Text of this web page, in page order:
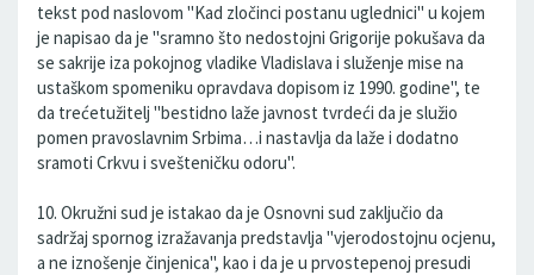
tekst pod naslovom "Kad zločinci postanu uglednici" u kojem
je napisao da je "sramno što nedostojni Grigorije pokušava da
se sakrije iza pokojnog vladike Vladislava i služenje mise na
ustaškom spomeniku opravdava dopisom iz 1990. godine", te
da trećetužitelj "bestidno laže javnost tvrdeći da je služio
pomen pravoslavnim Srbima…i nastavlja da laže i dodatno
sramoti Crkvu i svešteničku odoru".
10. Okružni sud je istakao da je Osnovni sud zaključio da
sadržaj spornog izražavanja predstavlja "vjerodostojnu ocjenu,
a ne iznošenje činjenica", kao i da je u prvostepenoj presudi